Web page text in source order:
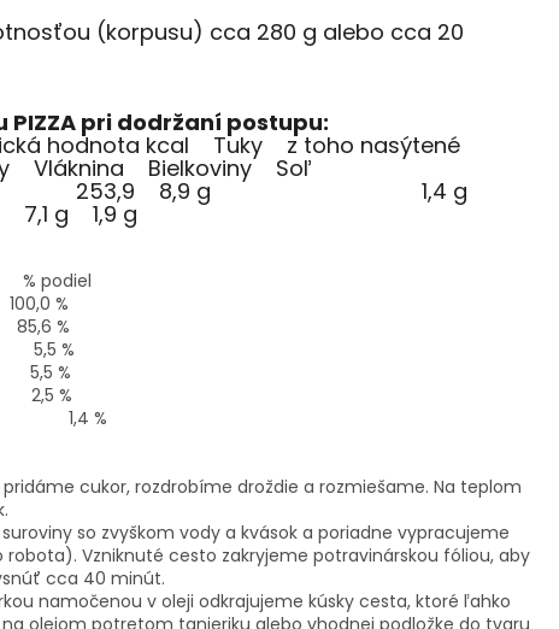
(korpusu) cca 280 g alebo cca 20
PIZZA pri dodržaní postupu:
hodnota kcal Tuky z toho nasýtené
Vláknina Bielkoviny Soľ
8,9 g 1,4 g
g 1,9 g
%
%
%
%
%
%
cukor, rozdrobíme droždie a rozmiešame. Na teplom
so zvyškom vody a kvások a poriadne vypracujeme
Vzniknuté cesto zakryjeme potravinárskou fóliou, aby
cca 40 minút.
namočenou v oleji odkrajujeme kúsky cesta, ktoré ľahko